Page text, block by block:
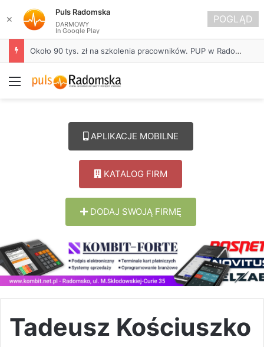
Około 90 tys. zł na szkolenia pracowników. PUP w Radomsku ogłasza nabór wniosków
Menu
APLIKACJE MOBILNE
KATALOG FIRM
DODAJ SWOJĄ FIRMĘ
Tadeusz Kościuszko
✕
Puls Radomska
DARMOWY
In Google Play
POGLĄD